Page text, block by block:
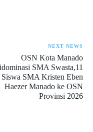
NEXT NEWS
OSN Kota Manado
SMA Swasta,11
Siswa SMA Kristen Eben
Haezer Manado ke OSN
Provinsi 2026